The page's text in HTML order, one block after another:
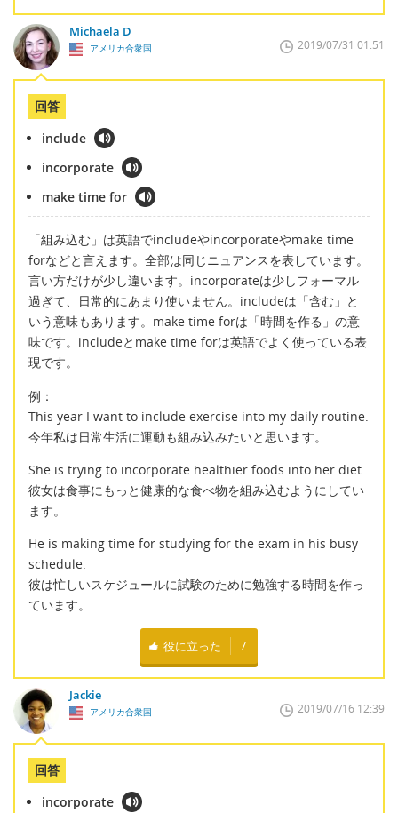
Michaela D
アメリカ合衆国 2019/07/31 01:51
回答
include
incorporate
make time for
「組み込む」は英語でincludeやincorporateやmake time
forなどと言えます。全部は同じニュアンスを表しています。
言い方だけが少し違います。incorporateは少しフォーマル
過ぎて、日常的にあまり使いません。includeは「含む」と
いう意味もあります。make time forは「時間を作る」の意
味です。includeとmake time forは英語でよく使っている表
現です。
例：
This year I want to include exercise into my daily routine.
今年私は日常生活に運動も組み込みたいと思います。
She is trying to incorporate healthier foods into her diet.
彼女は食事にもっと健康的な食べ物を組み込むようにしてい
ます。
He is making time for studying for the exam in his busy
schedule.
彼は忙しいスケジュールに試験のために勉強する時間を作っ
ています。
役に立った 7
Jackie
アメリカ合衆国 2019/07/16 12:39
回答
incorporate